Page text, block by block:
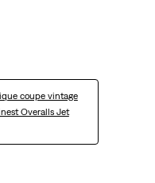
coupe vintage
Overalls Jet